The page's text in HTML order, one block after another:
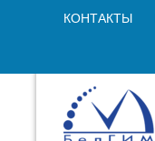
КОНТАКТЫ